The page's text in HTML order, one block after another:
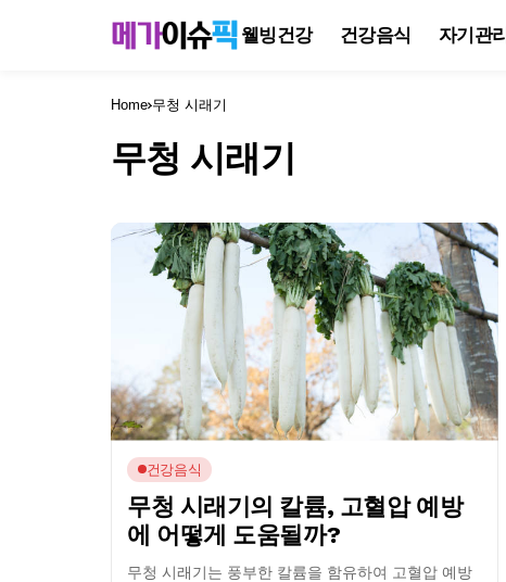
웰빙건강 건강음식 자기관리
Home 무청 시래기
무청 시래기
건강음식
무청 시래기의 칼륨, 고혈압 예방
에 어떻게 도움될까?
무청 시래기는 풍부한 칼륨을 함유하여 고혈압 예방